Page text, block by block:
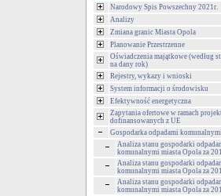
Narodowy Spis Powszechny 2021r.
Analizy
Zmiana granic Miasta Opola
Planowanie Przestrzenne
Oświadczenia majątkowe (według
na dany rok)
Rejestry, wykazy i wnioski
System informacji o środowisku
Efektywność energetyczna
Zapytania ofertowe w ramach
dofinansowanych z UE
Gospodarka odpadami komunalnymi
Analiza stanu gospodarki
komunalnymi miasta Opola za
Analiza stanu gospodarki
komunalnymi miasta Opola za
Analiza stanu gospodarki
komunalnymi miasta Opola za